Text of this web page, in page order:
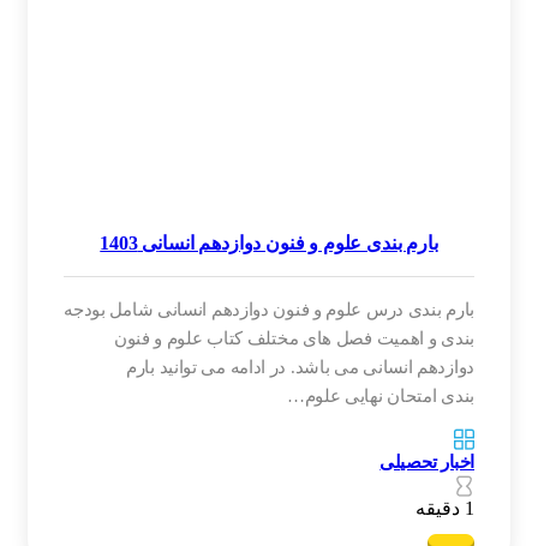
بارم بندی علوم و فنون دوازدهم انسانی 1403
بارم بندی درس علوم و فنون دوازدهم انسانی شامل بودجه
بندی و اهمیت فصل های مختلف کتاب علوم و فنون
دوازدهم انسانی می باشد. در ادامه می توانید بارم
بندی امتحان نهایی علوم…
اخبار تحصیلی